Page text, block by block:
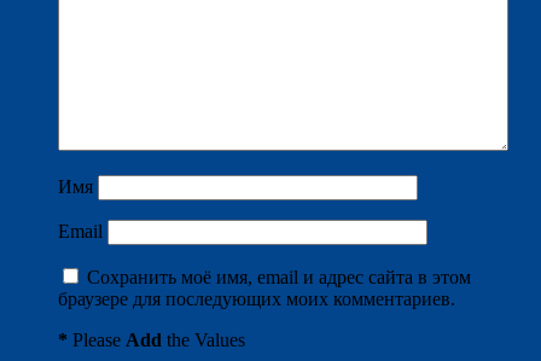
Имя
Email
Сохранить моё имя, email и адрес сайта в этом
браузере для последующих моих комментариев.
* Please Add the Values